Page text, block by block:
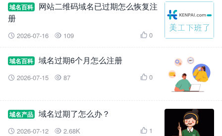
域名百科
网站二维码域名已过期怎么恢复注
册
 2026-07-16  109  0
域名百科 域名过期6个月怎么注册
 2026-07-15  87  0
域名产品 域名过期了怎么办？
 2026-07-12  2.68K  1